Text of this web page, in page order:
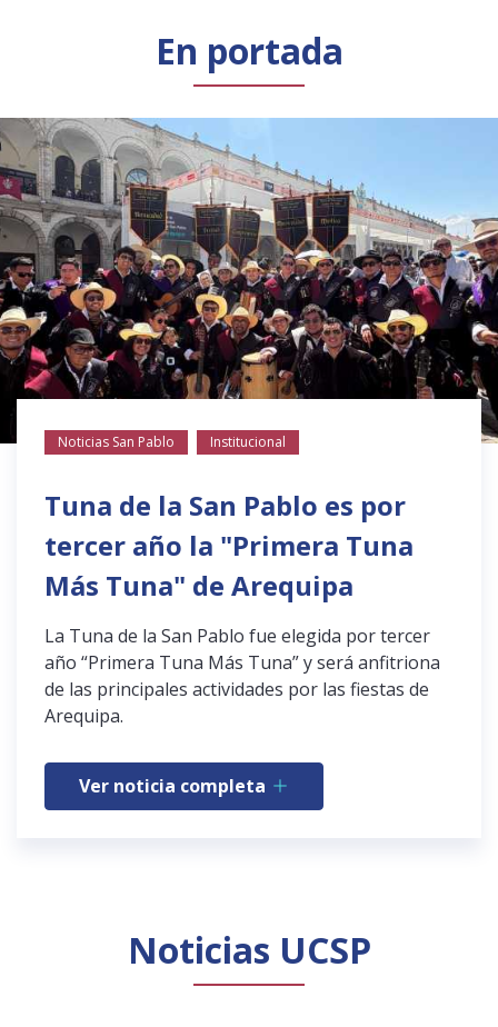
En portada
Noticias San Pablo Institucional
Tuna de la San Pablo es por
tercer año la "Primera Tuna
Más Tuna" de Arequipa
La Tuna de la San Pablo fue elegida por tercer
año “Primera Tuna Más Tuna” y será anfitriona
de las principales actividades por las fiestas de
Arequipa.
Ver noticia completa
Noticias UCSP